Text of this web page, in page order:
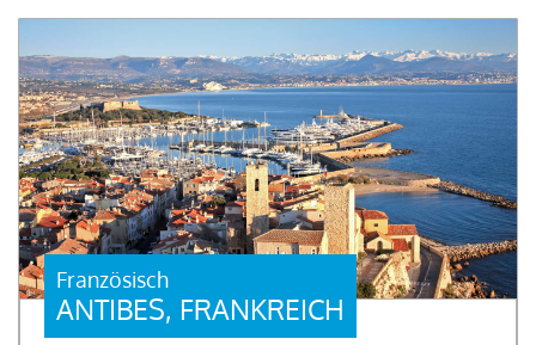
Französisch
ANTIBES, FRANKREICH